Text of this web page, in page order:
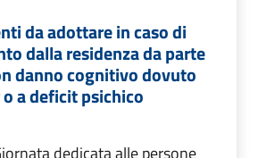
da adottare in caso di
dalla residenza da parte
danno cognitivo dovuto
a deficit psichico
dedicata alle persone